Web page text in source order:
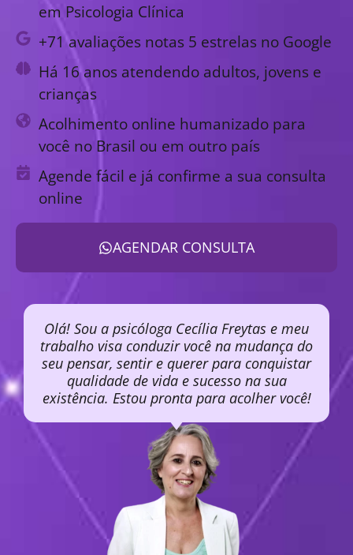
em Psicologia Clínica
+71 avaliações notas 5 estrelas no Google
Há 16 anos atendendo adultos, jovens e
crianças
Acolhimento online humanizado para
você no Brasil ou em outro país
Agende fácil e já confirme a sua consulta
online
AGENDAR CONSULTA
Olá! Sou a psicóloga Cecília Freytas e meu
trabalho visa conduzir você na mudança do
seu pensar, sentir e querer para conquistar
qualidade de vida e sucesso na sua
existência. Estou pronta para acolher você!